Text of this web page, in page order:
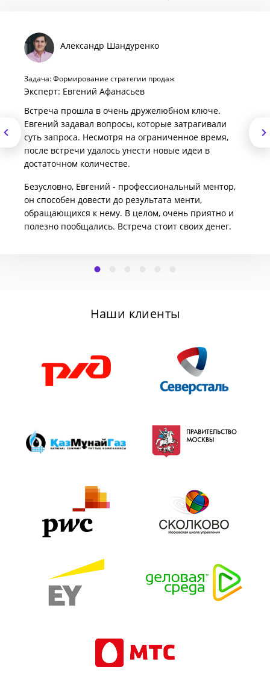
Александр Шандуренко
Задача: Формирование стратегии продаж
Эксперт: Евгений Афанасьев
Встреча прошла в очень дружелюбном ключе.
Евгений задавал вопросы, которые затрагивали
суть запроса. Несмотря на ограниченное время,
после встречи удалось унести новые идеи в
достаточном количестве.
Безусловно, Евгений - профессиональный ментор,
он способен довести до результата менти,
обращающихся к нему. В целом, очень приятно и
полезно пообщались. Встреча стоит своих денег.
Наши клиенты